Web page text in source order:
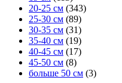
20-25 см (343)
25-30 см (89)
30-35 см (31)
35-40 см (19)
40-45 см (17)
45-50 см (8)
больше 50 см (3)